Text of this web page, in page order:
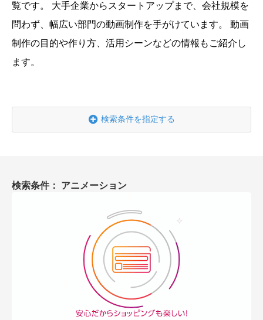
お客様の声
お役立ち情報
お問合わせ・無料見積もり
資料ダウンロード
覧です。
大手企業からスタートアップまで、会社規模を
問わず、幅広い部門の動画制作を手がけています。
動画
制作の目的や作り方、活用シーンなどの情報もご紹介し
ます。
検索条件を指定する
検索条件： アニメーション